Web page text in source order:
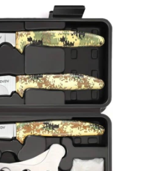
ou une cascade amusante.
de 2 pour doubler le plaisir